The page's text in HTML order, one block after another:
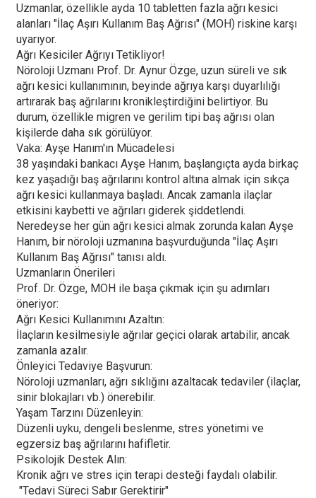
Uzmanlar, özellikle ayda 10 tabletten fazla ağrı kesici
alanları "İlaç Aşırı Kullanım Baş Ağrısı" (MOH) riskine karşı
uyarıyor.
Ağrı Kesiciler Ağrıyı Tetikliyor!
Nöroloji Uzmanı Prof. Dr. Aynur Özge, uzun süreli ve sık
ağrı kesici kullanımının, beyinde ağrıya karşı duyarlılığı
artırarak baş ağrılarını kronikleştirdiğini belirtiyor. Bu
durum, özellikle migren ve gerilim tipi baş ağrısı olan
kişilerde daha sık görülüyor.
Vaka: Ayşe Hanım'ın Mücadelesi
38 yaşındaki bankacı Ayşe Hanım, başlangıçta ayda birkaç
kez yaşadığı baş ağrılarını kontrol altına almak için sıkça
ağrı kesici kullanmaya başladı. Ancak zamanla ilaçlar
etkisini kaybetti ve ağrıları giderek şiddetlendi.
Neredeyse her gün ağrı kesici almak zorunda kalan Ayşe
Hanım, bir nöroloji uzmanına başvurduğunda "İlaç Aşırı
Kullanım Baş Ağrısı" tanısı aldı.
Uzmanların Önerileri
Prof. Dr. Özge, MOH ile başa çıkmak için şu adımları
öneriyor:
Ağrı Kesici Kullanımını Azaltın:
İlaçların kesilmesiyle ağrılar geçici olarak artabilir, ancak
zamanla azalır.
Önleyici Tedaviye Başvurun:
Nöroloji uzmanları, ağrı sıklığını azaltacak tedaviler (ilaçlar,
sinir blokajları vb.) önerebilir.
Yaşam Tarzını Düzenleyin:
Düzenli uyku, dengeli beslenme, stres yönetimi ve
egzersiz baş ağrılarını hafifletir.
Psikolojik Destek Alın:
Kronik ağrı ve stres için terapi desteği faydalı olabilir.
"Tedavi Süreci Sabır Gerektirir"